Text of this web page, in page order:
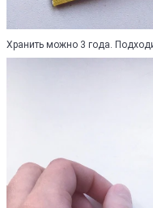
Хранить можно 3 года.